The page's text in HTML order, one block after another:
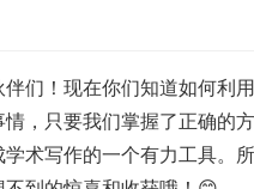
们！现在你们知道如何利
，只要我们掌握了正确的
学术写作的一个有力工具。